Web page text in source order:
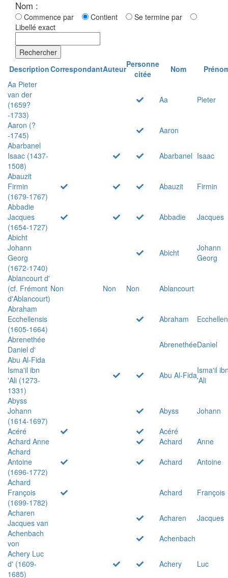
Nom :
Commence par Contient
Se termine par
Libellé exact
Rechercher
DescriptionCorrespondantAuteurPersonne
citée
Nom
Aa Pieter
van der
(1659?
-1733)
Aa Pieter
Aaron (?
-1745)
Aaron
Abarbanel
Isaac (1437-
1508)
Abarbanel Isaac
Abauzit
Firmin
(1679-1767)
Abauzit
Firmin
Abbadie
Jacques
(1654-1727)
Abbadie
Jacques
Abicht
Johann
Georg
(1672-1740)
Abicht
Johann
Georg
Ablancourt d'
(cf. Frémont
d'Ablancourt)
Non Non Non
Ablancourt
Abraham
Ecchellensis
(1605-1664)
Abraham
Abrenethée
Daniel d'
AbrenethéeDaniel
Abu Al-Fida
Isma'il ibn
'Ali (1273-
1331)
Abu Al-FidaIsma'il
'Ali
Abyss
Johann
(1614-1697)
Abyss
Johann
Acéré
Acéré
Achard Anne
Achard
Anne
Achard
Antoine
(1696-1772)
Achard
Antoine
Achard
François
(1699-1782)
Achard
François
Acharen
Jacques van
Acharen
Jacques
Achenbach
von
Achenbach
Achery Luc
d' (1609-
1685)
Achery
Luc